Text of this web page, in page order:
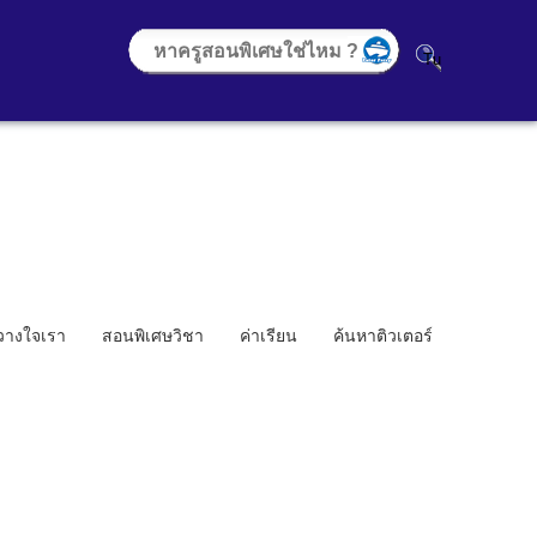
งใจเรา สอนพิเศษวิชา ค่าเรียน ค้นหาติวเตอร์